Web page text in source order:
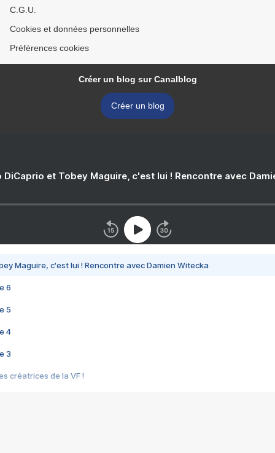
C.G.U.
Cookies et données personnelles
Préférences cookies
Créer un blog sur Canalblog
Créer un blog
DiCaprio et Tobey Maguire, c'est lui ! Rencontre avec
Maguire, c'est lui ! Rencontre avec Damien Witecka
6
5
4
3
créatrices de la VF !